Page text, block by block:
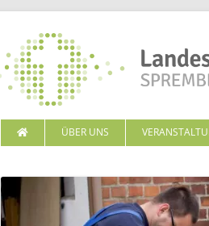
ÜBER UNS